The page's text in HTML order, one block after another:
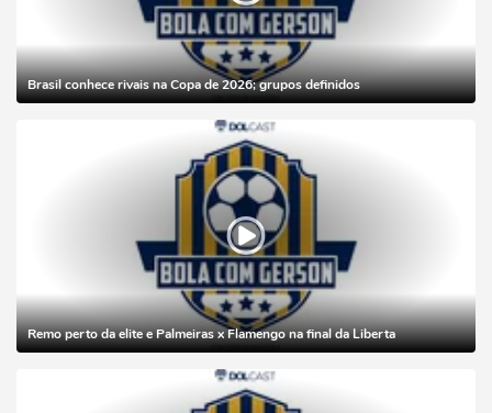
Brasil conhece rivais na Copa de 2026; grupos definidos
Remo perto da elite e Palmeiras x Flamengo na final da Liberta